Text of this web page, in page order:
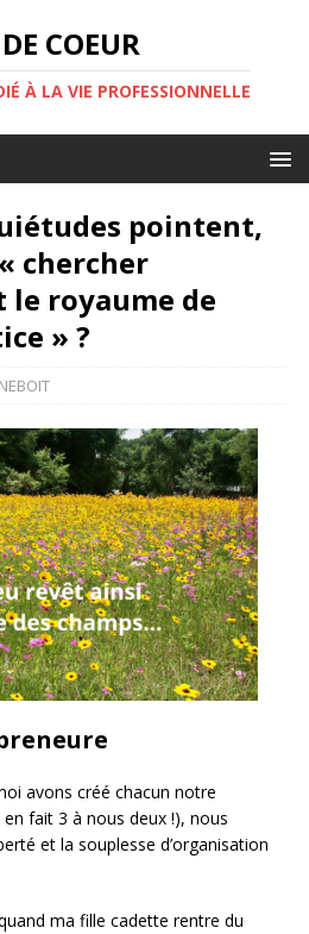
COEUR
À LA VIE PROFESSIONNELLE
pointent,
chercher
royaume de
» ?
avons créé chacun notre
fait 3 à nous deux !), nous
et la souplesse d’organisation
ma fille cadette rentre du